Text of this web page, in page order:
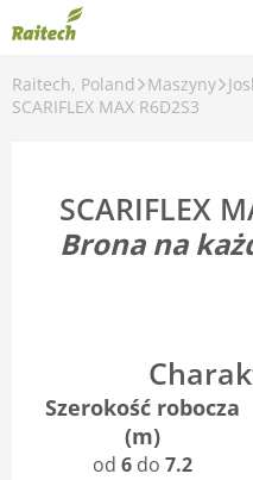
Raitech, Poland Maszyny
SCARIFLEX MAX R6D2S3
SCARIFLEX
Brona na
Szerokość robocza
(m)
od 6do 7.2
Maszyny
Części zamienne
Serwis
Finansowanie
Kariera
O nas